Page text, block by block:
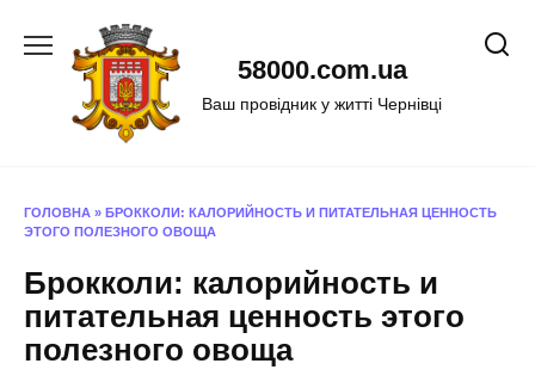
58000.com.ua
Ваш провідник у житті Чернівці
ГОЛОВНА » БРОККОЛИ: КАЛОРИЙНОСТЬ И ПИТАТЕЛЬНАЯ ЦЕННОСТЬ
ЭТОГО ПОЛЕЗНОГО ОВОЩА
Брокколи: калорийность и
питательная ценность этого
полезного овоща